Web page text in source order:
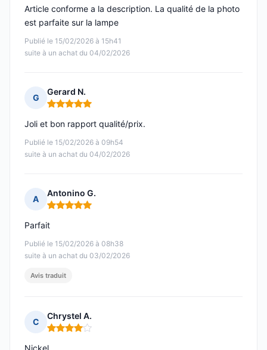
Publié le 15/02/2026 à 15h41
suite à un achat du 04/02/2026
Article conforme a la description. La qualité de la photo
est parfaite sur la lampe
G
Gerard N.
Note : 5 sur 5
Publié le 15/02/2026 à 09h54
suite à un achat du 04/02/2026
Joli et bon rapport qualité/prix.
A
Antonino G.
Note : 5 sur 5
Publié le 15/02/2026 à 08h38
suite à un achat du 03/02/2026
Parfait
Avis traduit
C
Chrystel A.
Note : 4 sur 5